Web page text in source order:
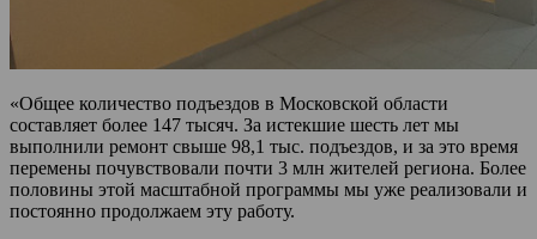
«Общее количество подъездов в Московской области
составляет более 147 тысяч. За истекшие шесть лет мы
выполнили ремонт свыше 98,1 тыс. подъездов, и за это время
перемены почувствовали почти 3 млн жителей региона. Более
половины этой масштабной программы мы уже реализовали и
постоянно продолжаем эту работу.